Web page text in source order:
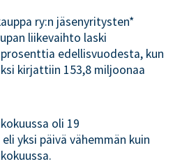
ry:n jäsenyritysten*
liikevaihto laski
edellisvuodesta, kun
kirjattiin 153,8 miljoonaa
oli 19
yksi päivä vähemmän kuin